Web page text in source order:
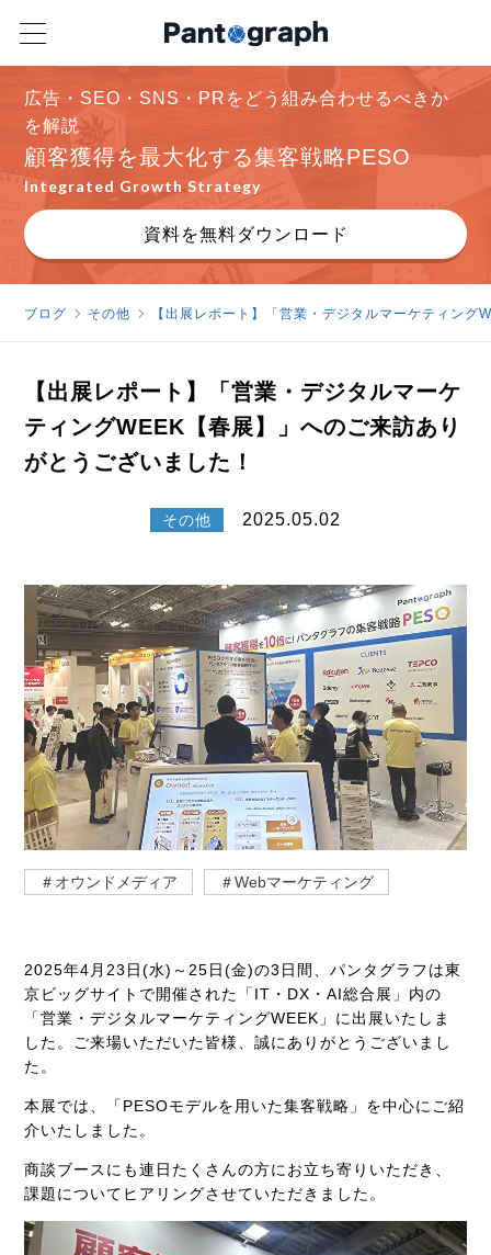
広告・SEO・SNS・PRをどう組み合わせるべきか
を解説
顧客獲得を最大化する集客戦略PESO
Integrated Growth Strategy
資料を無料ダウンロード
ブログ その他 【出展レポート】「営業・デジタルマーケティン
【出展レポート】「営業・デジタルマーケ
ティングWEEK【春展】」へのご来訪あり
がとうございました！
その他 2025.05.02
＃オウンドメディア ＃Webマーケティング
2025年4月23日(水)～25日(金)の3日間、パンタグラフは東
京ビッグサイトで開催された「IT・DX・AI総合展」内の
「営業・デジタルマーケティングWEEK」に出展いたしま
した。ご来場いただいた皆様、誠にありがとうございまし
た。
本展では、「PESOモデルを用いた集客戦略」を中心にご紹
介いたしました。
商談ブースにも連日たくさんの方にお立ち寄りいただき、
課題についてヒアリングさせていただきました。